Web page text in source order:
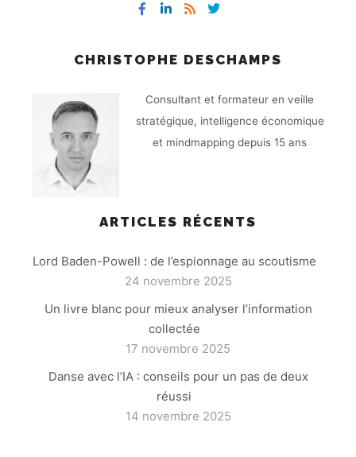
CHRISTOPHE DESCHAMPS
Consultant et formateur en veille
stratégique, intelligence économique
et mindmapping depuis 15 ans
ARTICLES RÉCENTS
Lord Baden-Powell : de l’espionnage au scoutisme
24 novembre 2025
Un livre blanc pour mieux analyser l’information
collectée
17 novembre 2025
Danse avec l’IA : conseils pour un pas de deux
réussi
14 novembre 2025